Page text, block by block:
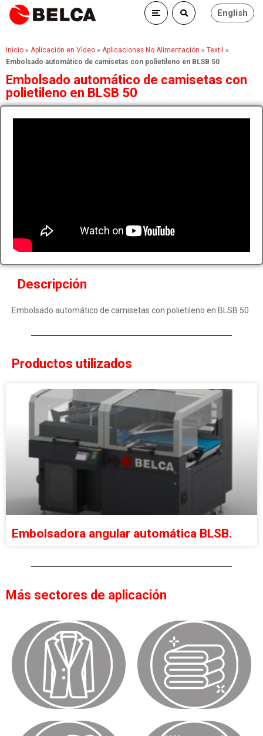
English
Inicio » Aplicación en Vídeo » Aplicaciones No Alimentación » Textil »
Embolsado automático de camisetas con polietileno en BLSB 50
Embolsado automático de camisetas con
polietileno en BLSB 50
Descripción
Embolsado automático de camisetas con polietileno en BLSB 50
Productos utilizados
Embolsadora angular automática BLSB.
Más sectores de aplicación